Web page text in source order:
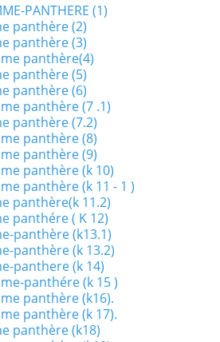
PANTHERE (1)
panthère (2)
panthère (3)
panthère(4)
panthère (5)
panthère (6)
panthère (7 .1)
panthère (7.2)
panthère (8)
panthère (9)
panthère (k 10)
panthère (k 11 - 1 )
panthère(k 11.2)
panthére ( K 12)
panthère (k13.1)
panthère (k 13.2)
panthere (k 14)
panthére (k 15 )
panthère (k16).
panthère (k 17).
panthère (k18)